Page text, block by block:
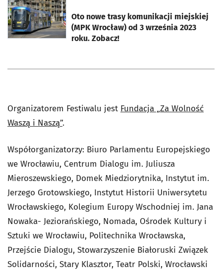
Oto nowe trasy komunikacji miejskiej
(MPK Wrocław) od 3 września 2023
roku. Zobacz!
otworzy się w nowej karcie
Organizatorem Festiwalu jest Fundacja „Za Wolność
Waszą i Naszą”.
Współorganizatorzy: Biuro Parlamentu Europejskiego
we Wrocławiu, Centrum Dialogu im. Juliusza
Mieroszewskiego, Domek Miedziorytnika, Instytut im.
Jerzego Grotowskiego, Instytut Historii Uniwersytetu
Wrocławskiego, Kolegium Europy Wschodniej im. Jana
Nowaka- Jeziorańskiego, Nomada, Ośrodek Kultury i
Sztuki we Wrocławiu, Politechnika Wrocławska,
Przejście Dialogu, Stowarzyszenie Białoruski Związek
Solidarności, Stary Klasztor, Teatr Polski, Wrocławski